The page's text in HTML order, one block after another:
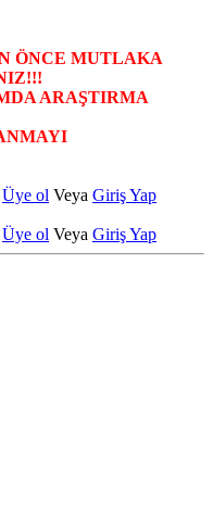
ÖNCE MUTLAKA
ARAŞTIRMA
Üye ol Veya Giriş Yap
Üye ol Veya Giriş Yap